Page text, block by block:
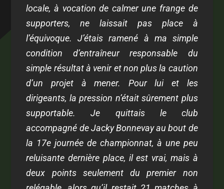
locale, à vocation de calmer une frange de
supporters, ne laissait pas place à
l’équivoque. J’étais ramené à ma simple
condition d’entraîneur responsable du
simple résultat à venir et non plus la caution
d’un projet à mener. Pour lui et les
dirigeants, la pression n’était sûrement plus
supportable. Je quittais le club
accompagné de Jacky Bonnevay au bout de
la 17e journée de championnat, à une peu
reluisante dernière place, il est vrai, mais à
deux points seulement du premier non